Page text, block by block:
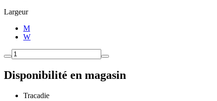
Largeur
M
W
Disponibilité en magasin
Tracadie